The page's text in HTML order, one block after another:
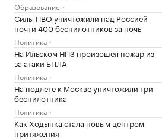
Образование
Силы ПВО уничтожили над Россией
почти 400 беспилотников за ночь
Политика
На Ильском НПЗ произошел пожар из-
за атаки БПЛА
Политика
На подлете к Москве уничтожили три
беспилотника
Политика
Как Ходынка стала новым центром
притяжения